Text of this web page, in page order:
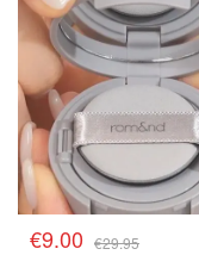
€9.00 €29.95